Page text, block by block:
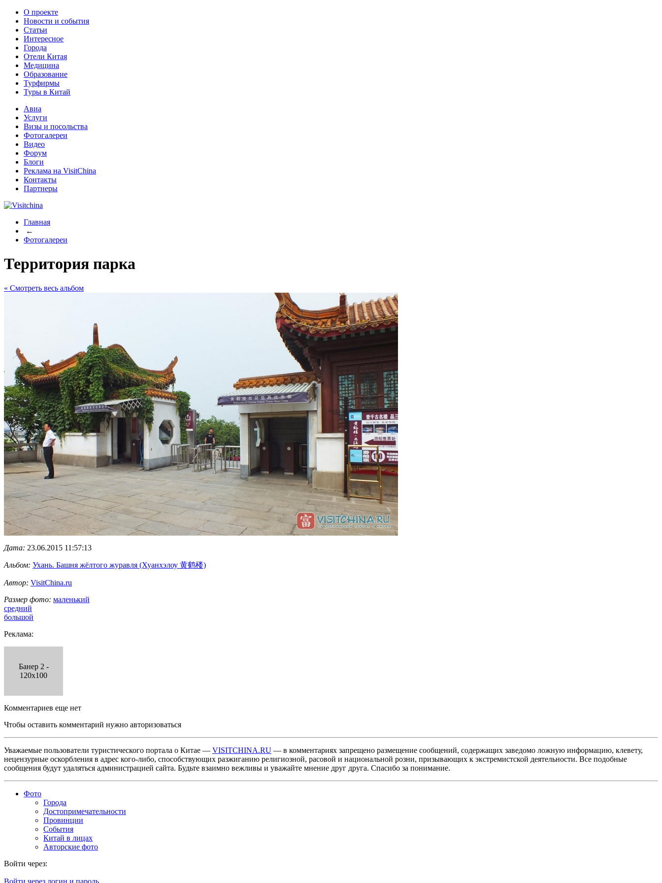
О проекте
Новости и события
Статьи
Интересное
Города
Отели Китая
Медицина
Образование
Турфирмы
Туры в Китай
Авиа
Услуги
Визы и посольства
Фотогалереи
Видео
Форум
Блоги
Реклама на VisitChina
Контакты
Партнеры
Главная
←
Фотогалереи
Территория парка
« Cмотреть весь альбом
Дата: 23.06.2015 11:57:13
Альбом: Ухань. Башня жёлтого журавля (Хуанхэлоу 黄鹤楼)
Автор: VisitChina.ru
Размер фото: маленький
средний
большой
Реклама:
Банер 2 -
120x100
Комментариев еще нет
Чтобы оставить комментарий нужно авторизоваться
Уважаемые пользователи туристического портала о Китае — VISITCHINA.RU — в комментариях запрещено размещение сообщений, содержащих заведомо ложную информацию, клевету,
нецензурные оскорбления в адрес кого-либо, способствующих разжиганию религиозной, расовой и национальной розни, призывающих к экстремистской деятельности. Все подобные
сообщения будут удаляться администрацией сайта. Будьте взаимно вежливы и уважайте мнение друг друга. Спасибо за понимание.
Фото
Города
Достопримечательности
Провинции
События
Китай в лицах
Авторские фото
Войти через:
Войти через логин и пароль